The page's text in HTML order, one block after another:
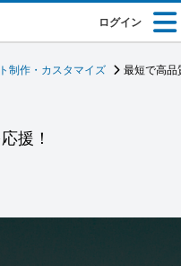
ログイン
制作・カスタマイズ 最短で高品
援！